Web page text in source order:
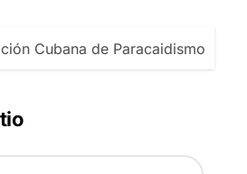
Cubana de Paracaidismo